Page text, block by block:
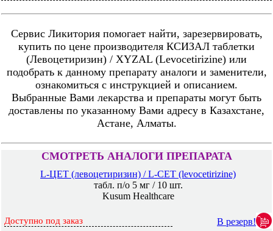
Сервис Ликитория помогает найти, зарезервировать,
купить по цене производителя КСИЗАЛ таблетки
(Левоцетиризин) / XYZAL (Levocetirizine) или
подобрать к данному препарату аналоги и заменители,
ознакомиться с инструкцией и описанием.
Выбранные Вами лекарства и препараты могут быть
доставлены по указанному Вами адресу в Казахстане,
Астане, Алматы.
СМОТРЕТЬ АНАЛОГИ ПРЕПАРАТА
L-ЦЕТ (левоцетиризин) / L-СET (levocetirizine)
табл. п/о 5 мг / 10 шт.
Kusum Healthcare
Доступно под заказ В резерв!